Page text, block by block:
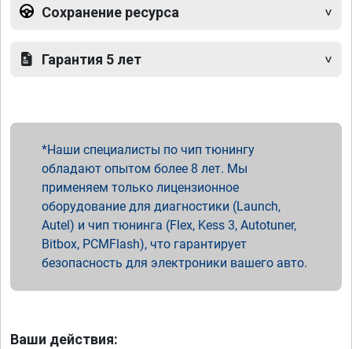
Сохранение ресурса
Гарантия 5 лет
Наши специалисты по чип тюнингу
обладают опытом более 8 лет. Мы
применяем только лицензионное
оборудование для диагностики (Launch,
Autel) и чип тюнинга (Flex, Kess 3, Autotuner,
Bitbox, PCMFlash), что гарантирует
безопасность для электроники вашего авто.
Ваши действия: